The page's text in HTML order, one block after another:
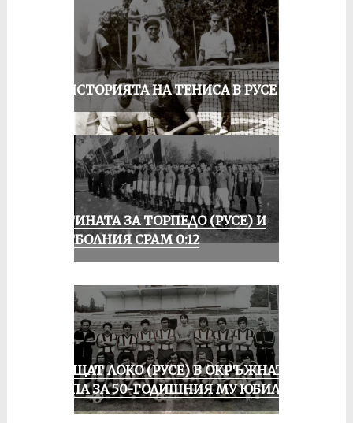
ЗА ИСТОРИЯТА НА ТЕНИСА В РУСЕ
ИСТИНАТА ЗА ТОРПЕДО (РУСЕ) И
ФУТБОЛНИЯ СРАМ 0:12
ПРАЩАТ ЛОКО (РУСЕ) В ОКРЪЖНАТА
ГРУПА ЗА 50-ГОДИШНИЯ МУ ЮБИЛЕЙ